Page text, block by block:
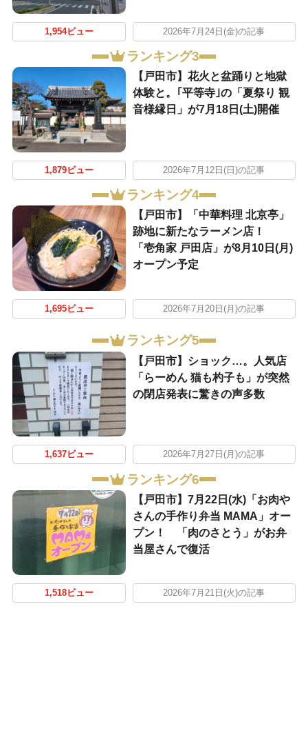
1,954ビュー 2026年7月24日(金)の記事
ランキング3
【戸田市】花火と盆踊りと地獄
体験と。｢平等寺｣の「夏祭り 観
音様縁日」が7月18日(土)開催
1,879ビュー 2026年7月12日(日)の記事
ランキング4
【戸田市】「中華料理 北京亭」
跡地に新たなラーメン店！
「壱角家 戸田店」が8月10日(月)
オープン予定
1,695ビュー 2026年7月20日(月)の記事
ランキング5
【戸田市】ショック…。人気店
「らーめん 猫も杓子も」が突然
の閉店発表に驚きの声多数
1,637ビュー 2026年7月27日(月)の記事
ランキング6
【戸田市】7月22日(水)「お肉や
さんの手作り弁当 MAMA」オー
プン！ 「肉のさとう」がお弁
当屋さんで復活
1,518ビュー 2026年7月21日(火)の記事